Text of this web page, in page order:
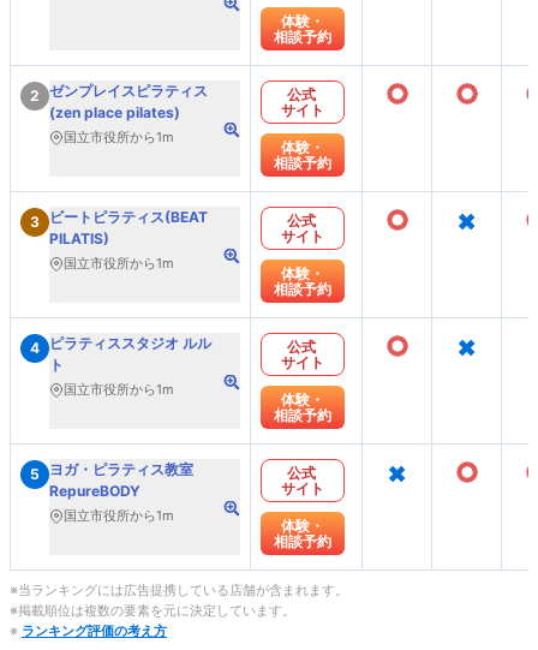
体験・
相談予約
2 ゼンプレイスピラティス
(zen place pilates)
国立市役所から1m
公式
サイト
体験・
相談予約
○ ○
3
ビートピラティス(BEAT
PILATIS)
国立市役所から1m
公式
サイト
体験・
相談予約
○ ×
4
ピラティススタジオ ルル
ト
国立市役所から1m
公式
サイト
体験・
相談予約
○ ×
5
ヨガ・ピラティス教室
RepureBODY
国立市役所から1m
公式
サイト
体験・
相談予約
× ○
※当ランキングには広告提携している店舗が含まれます。
※掲載順位は複数の要素を元に決定しています。
※ ランキング評価の考え方